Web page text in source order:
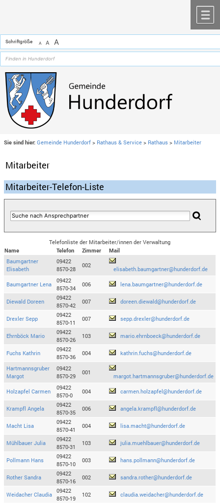
Schriftgröße A A A
Sie sind hier: Gemeinde Hunderdorf > Rathaus & Service > Rathaus > Mitarbeiter
Mitarbeiter
Mitarbeiter-Telefon-Liste
Telefonliste der Mitarbeiter/innen der Verwaltung
Name
Telefon Zimmer
Mail
Baumgartner
Elisabeth
09422
8570-28
002
elisabeth.baumgartner@hunderdorf.de
Baumgartner Lena
09422
8570-34
006 lena.baumgartner@hunderdorf.de
Diewald Doreen
09422
8570-42
007 doreen.diewald@hunderdorf.de
Drexler Sepp
09422
8570-11
007 sepp.drexler@hunderdorf.de
Ehrnböck Mario
09422
8570-26
103 mario.ehrnboeck@hunderdorf.de
Fuchs Kathrin
09422
8570-36
004 kathrin.fuchs@hunderdorf.de
Hartmannsgruber
Margot
09422
8570-29
001
margot.hartmannsgruber@hunderdorf.de
Holzapfel Carmen
09422
8570-0
004 carmen.holzapfel@hunderdorf.de
Krampfl Angela
09422
8570-35
006 angela.krampfl@hunderdorf.de
Macht Lisa
09422
8570-41
004 lisa.macht@hunderdorf.de
Mühlbauer Julia
09422
8570-31
103 julia.muehlbauer@hunderdorf.de
Pollmann Hans
09422
8570-10
003 hans.pollmann@hunderdorf.de
Rother Sandra
09422
8570-16
002 sandra.rother@hunderdorf.de
Weidacher Claudia
09422
8570-19
102 claudia.weidacher@hunderdorf.de